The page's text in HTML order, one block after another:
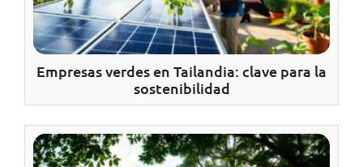
Empresas verdes en Tailandia: clave para la
sostenibilidad